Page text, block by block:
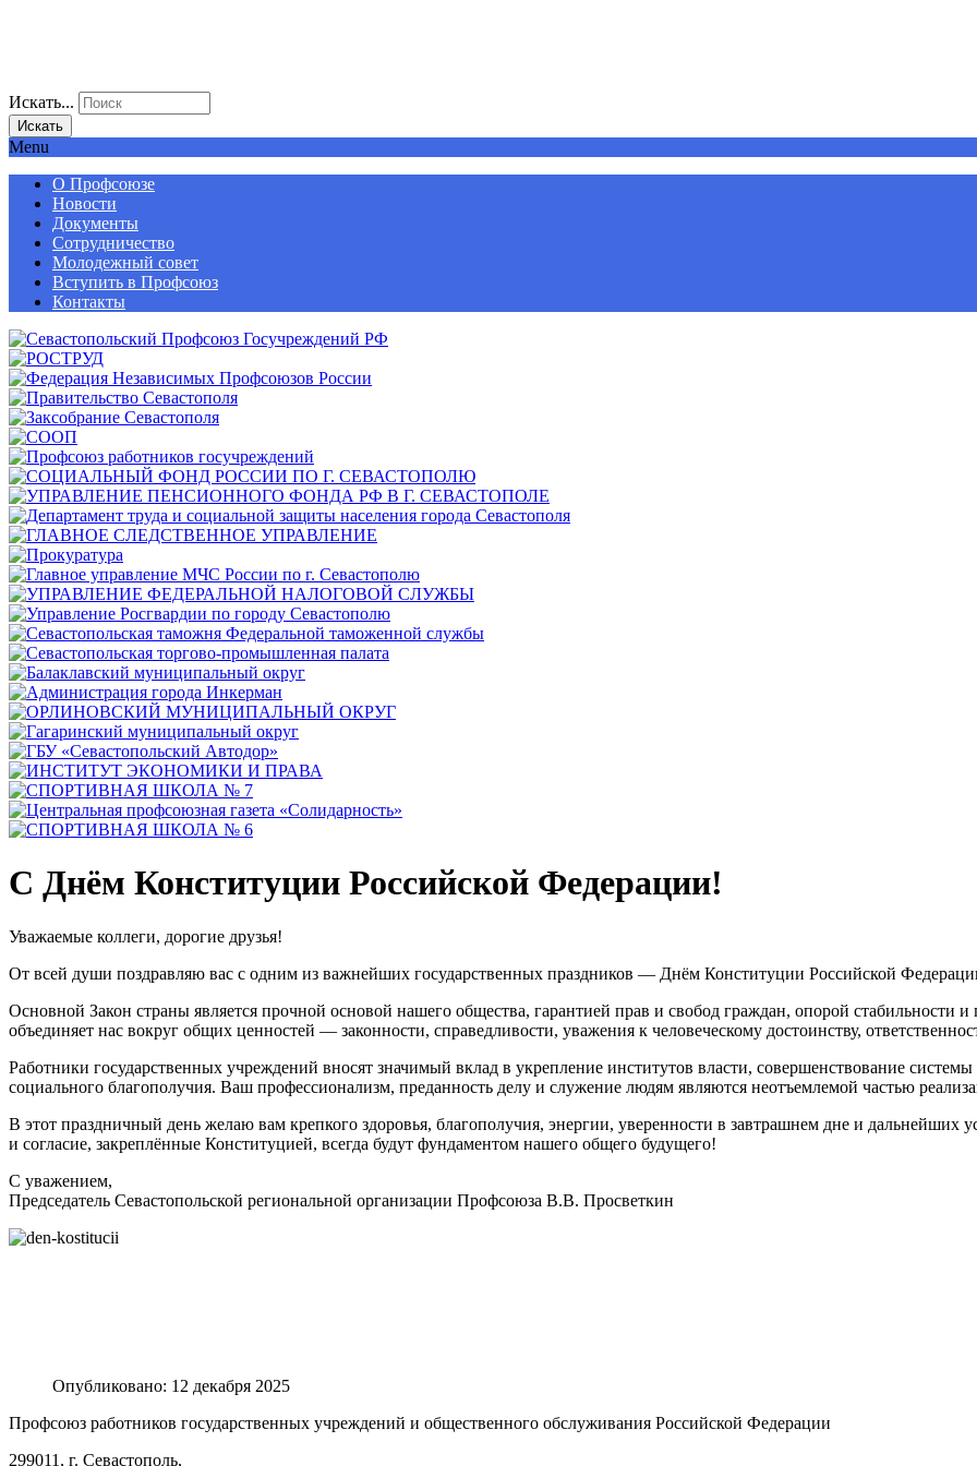
Искать...
Искать
Menu
О Профсоюзе
Новости
Документы
Сотрудничество
Молодежный совет
Вступить в Профсоюз
Контакты
С Днём Конституции Российской Федерации!
Уважаемые коллеги, дорогие друзья!
От всей души поздравляю вас с одним из важнейших государственных праздников — Днём Конституции Российской
Основной Закон страны является прочной основой нашего общества, гарантией прав и свобод граждан, опорой стабильности и
объединяет нас вокруг общих ценностей — законности, справедливости, уважения к человеческому достоинству,
Работники государственных учреждений вносят значимый вклад в укрепление институтов власти, совершенствование
социального благополучия. Ваш профессионализм, преданность делу и служение людям являются неотъемлемой частью
В этот праздничный день желаю вам крепкого здоровья, благополучия, энергии, уверенности в завтрашнем дне и дальнейших
и согласие, закреплённые Конституцией, всегда будут фундаментом нашего общего будущего!
С уважением,
Председатель Севастопольской региональной организации Профсоюза В.В. Просветкин
Опубликовано: 12 декабря 2025
Профсоюз работников государственных учреждений и общественного обслуживания Российской Федерации
299011, г. Севастополь,